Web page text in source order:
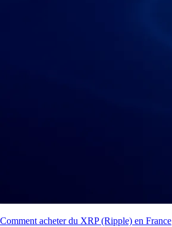
Comment acheter du XRP (Ripple) en France